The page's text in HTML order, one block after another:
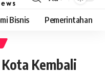
Bisnis Pemerintahan
Kembali